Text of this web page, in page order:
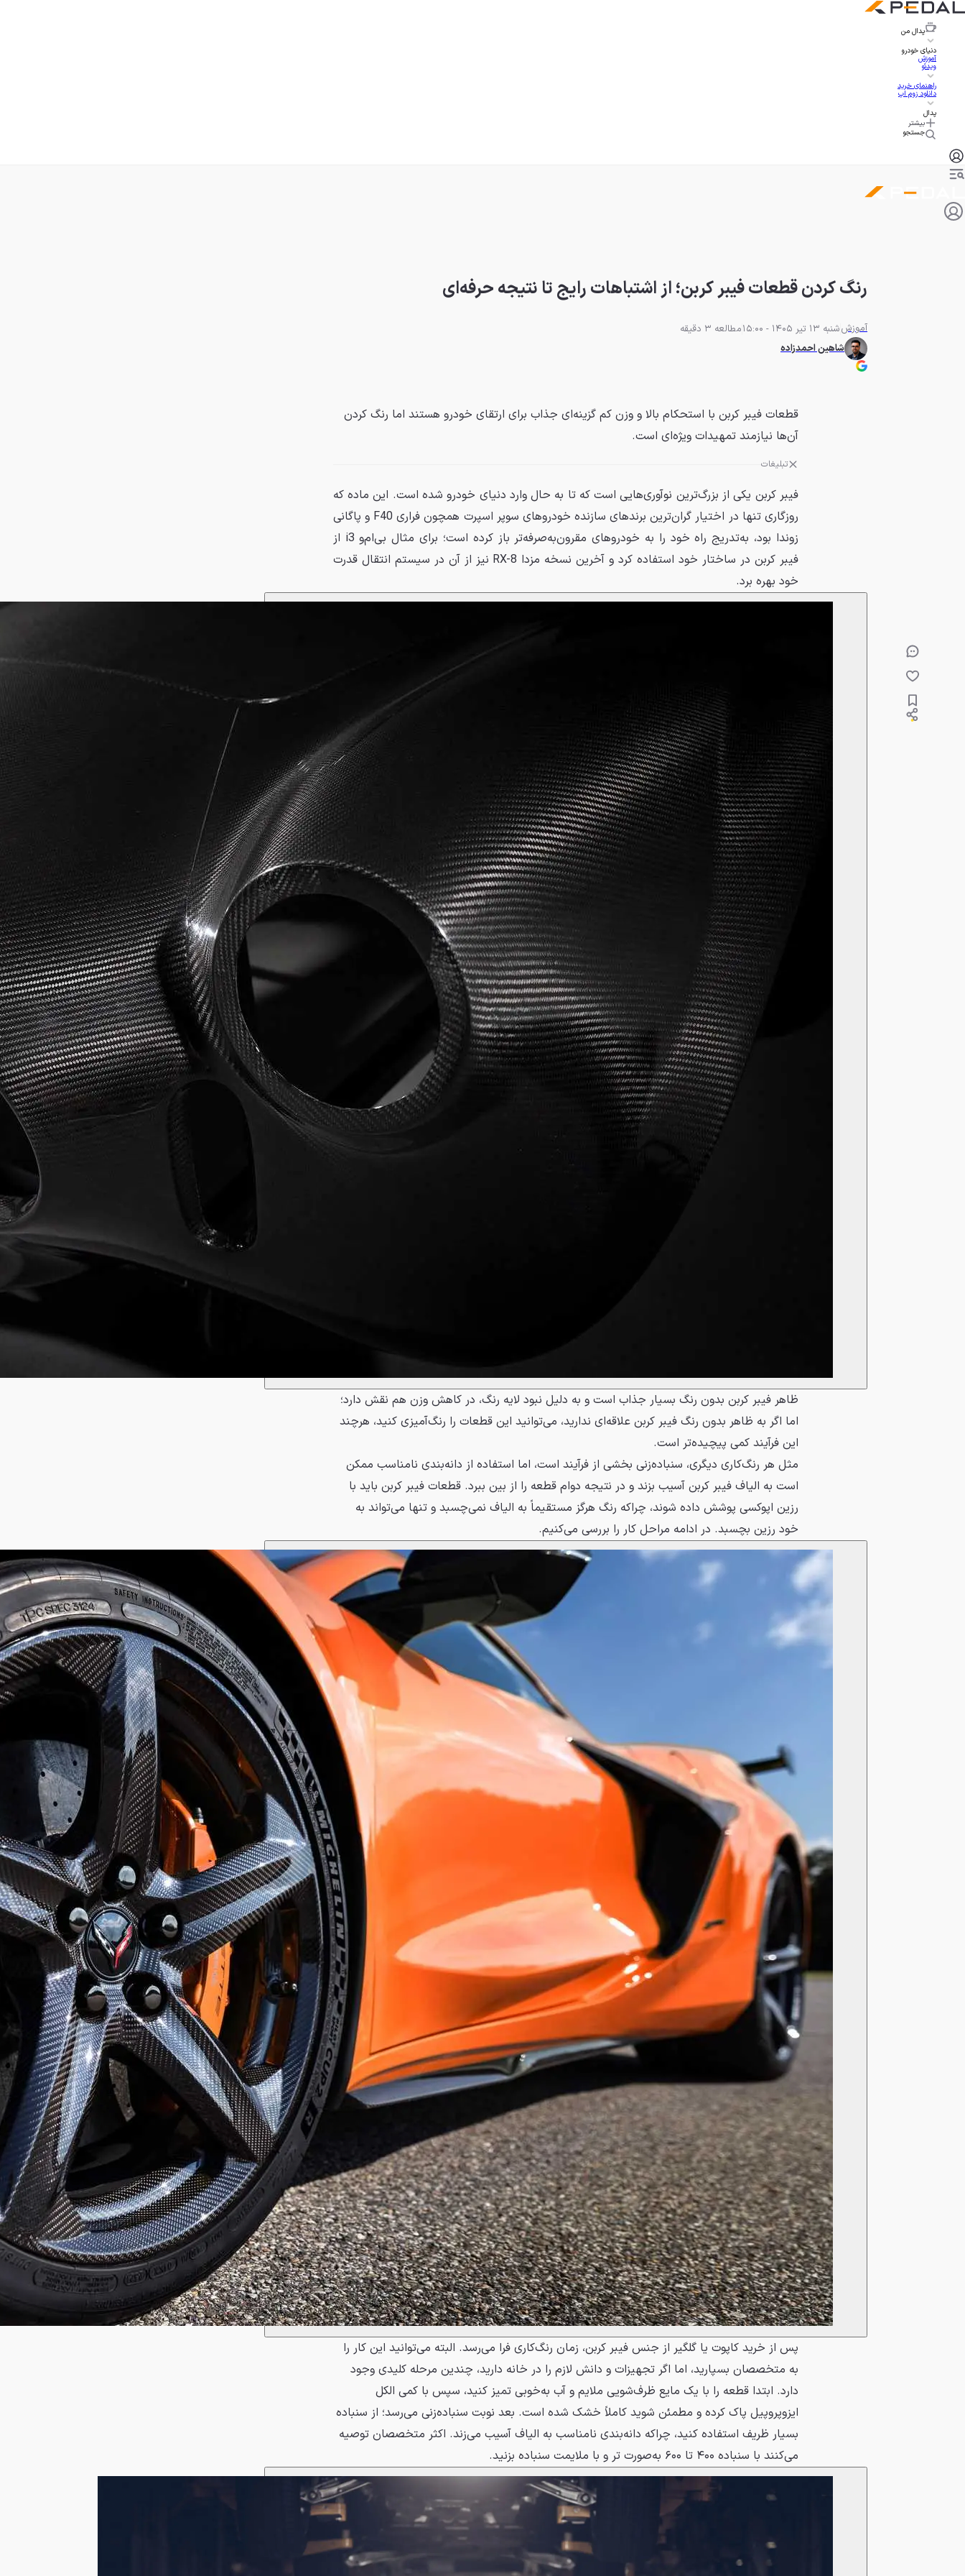
پدال من
دنیای خودرو
آموزش
ویدئو
راهنمای خرید
دانلود زوم اپ
پدال
بیشتر
جستجو
رنگ کردن قطعات فیبر کربن؛ از اشتباهات رایج تا نتیجه حرفه‌ای
آموزششنبه 13 تیر 1405 - 15:00
مطالعه 3 دقیقه
شاهین احمدزاده
قطعات فیبر کربن با استحکام بالا و وزن کم گزینه‌ای جذاب برای ارتقای خودرو هستند اما رنگ کردن
آن‌ها نیازمند تمهیدات ویژه‌ای است.
تبلیغات
فیبر کربن یکی از بزرگ‌ترین نوآوری‌هایی است که تا به حال وارد دنیای خودرو شده است. این ماده که
روزگاری تنها در اختیار گران‌ترین برندهای سازنده خودروهای سوپر اسپرت همچون فراری F40 و پاگانی
زوندا بود، به‌تدریج راه خود را به خودروهای مقرون‌به‌صرفه‌تر باز کرده است؛ برای مثال بی‌ام‌و i3 از
فیبر کربن در ساختار خود استفاده کرد و آخرین نسخه مزدا RX-8 نیز از آن در سیستم انتقال قدرت
خود بهره برد.
ظاهر فیبر کربن بدون رنگ بسیار جذاب است و به دلیل نبود لایه رنگ، در کاهش وزن هم نقش دارد؛
اما اگر به ظاهر بدون رنگ فیبر کربن علاقه‌ای ندارید، می‌توانید این قطعات را رنگ‌آمیزی کنید، هرچند
این فرآیند کمی پیچیده‌تر است.
مثل هر رنگ‌کاری دیگری، سنباده‌زنی بخشی از فرآیند است، اما استفاده از دانه‌بندی نامناسب ممکن
است به الیاف فیبر کربن آسیب بزند و در نتیجه دوام قطعه را از بین ببرد. قطعات فیبر کربن باید با
رزین اپوکسی پوشش داده شوند، چراکه رنگ هرگز مستقیماً به الیاف نمی‌چسبد و تنها می‌تواند به
خود رزین بچسبد. در ادامه مراحل کار را بررسی می‌کنیم.
پس از خرید کاپوت یا گلگیر از جنس فیبر کربن، زمان رنگ‌کاری فرا می‌رسد. البته می‌توانید این کار را
به متخصصان بسپارید، اما اگر تجهیزات و دانش لازم را در خانه دارید، چندین مرحله کلیدی وجود
دارد. ابتدا قطعه را با یک مایع ظرف‌شویی ملایم و آب به‌خوبی تمیز کنید، سپس با کمی الکل
ایزوپروپیل پاک کرده و مطمئن شوید کاملاً خشک شده است. بعد نوبت سنباده‌زنی می‌رسد؛ از سنباده
بسیار ظریف استفاده کنید، چراکه دانه‌بندی نامناسب به الیاف آسیب می‌زند. اکثر متخصصان توصیه
می‌کنند با سنباده ۴۰۰ تا ۶۰۰ به‌صورت تر و با ملایمت سنباده بزنید.